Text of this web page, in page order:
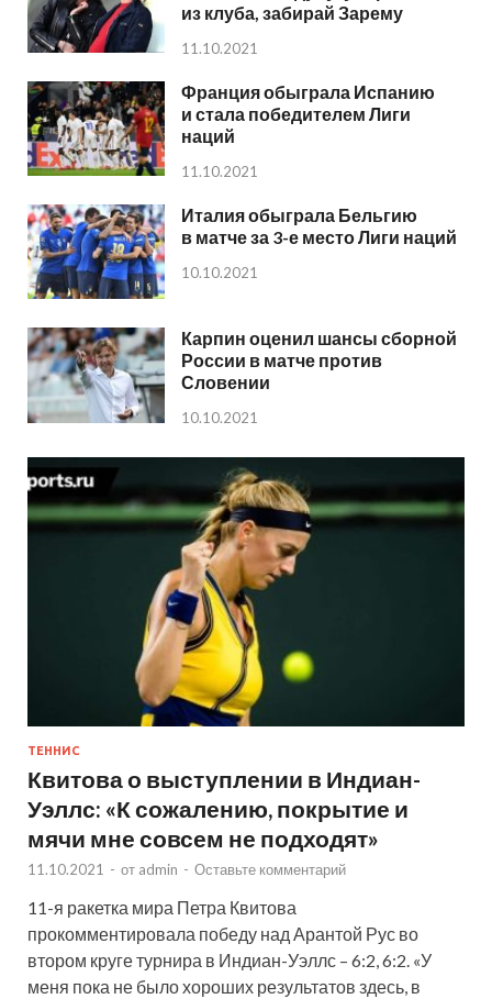
из клуба, забирай Зарему
11.10.2021
Франция обыграла Испанию
и стала победителем Лиги
наций
11.10.2021
Италия обыграла Бельгию
в матче за 3-е место Лиги наций
10.10.2021
Карпин оценил шансы сборной
России в матче против
Словении
10.10.2021
ТЕННИС
Квитова о выступлении в Индиан-
Уэллс: «К сожалению, покрытие и
мячи мне совсем не подходят»
11.10.2021 - от admin - Оставьте комментарий
11-я ракетка мира Петра Квитова
прокомментировала победу над Арантой Рус во
втором круге турнира в Индиан-Уэллс – 6:2, 6:2. «У
меня пока не было хороших результатов здесь, в